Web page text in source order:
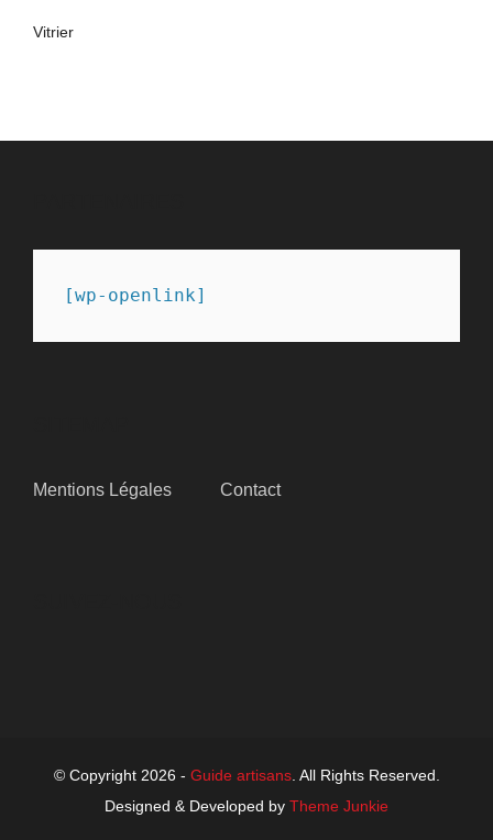
Vitrier
[wp-openlink]
Mentions Légales Contact
© Copyright 2026 - Guide artisans. All Rights Reserved.
Designed & Developed by Theme Junkie